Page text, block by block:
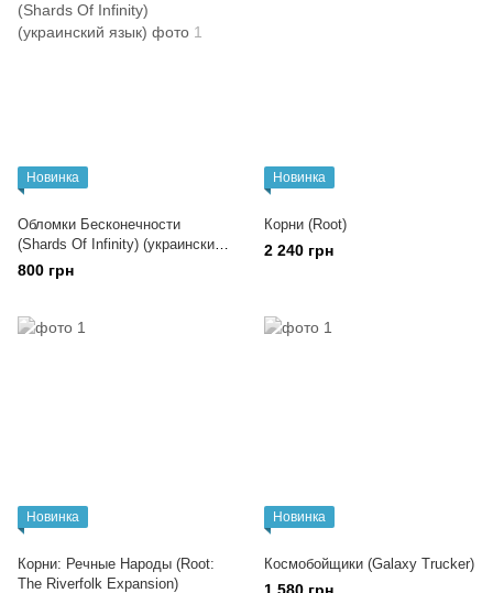
Новинка
Обломки Бесконечности
(Shards Of Infinity) (украинский
язык)
800 грн
Новинка
Корни (Root)
2 240 грн
Новинка
Корни: Речные Народы (Root:
The Riverfolk Expansion)
Новинка
Космобойщики (Galaxy Trucker)